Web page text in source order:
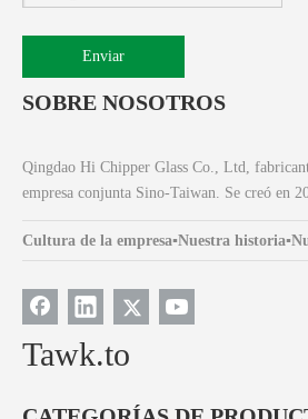
Enviar
SOBRE NOSOTROS
Qingdao Hi Chipper Glass Co., Ltd,
empresa conjunta Sino-Taiwan. Se creó en
Cultura de la empresa▪Nuestra historia▪
Tawk.to